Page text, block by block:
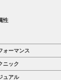
性
ォーマンス
ニック
ュアル